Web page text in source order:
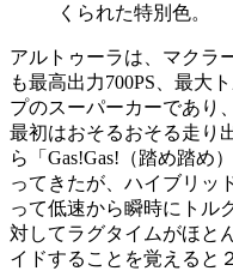
くられた特別色。
アルトゥーラは、マクラ
も最高出力700PS、最大
プのスーパーカーであり
最初はおそるおそる走り
ら「Gas!Gas!（踏め踏め
ってきたが、ハイブリッ
って低速から瞬時にトル
対してラグタイムがほと
イドすることを覚えると